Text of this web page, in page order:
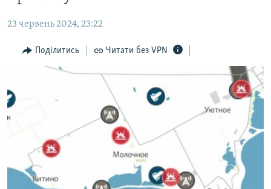
Перейти
пошуку
ПОГЛЯД
ІНТЕРВ'Ю
ВСЕ ЗА ДЕНЬ
СПЕЦПРОЕКТИ
ВІДЕОУРОКИ «ELIFBE»
СВІДЧЕННЯ ОКУПАЦІЇ
УКРАЇНСЬКА ПРОБЛЕМА КРИМУ
ЯК ОБІЙТИ БЛОКУВАННЯ
Русский
Qırımtatar
23 червень 2024, 23:22
Поділитись Читати без VPN